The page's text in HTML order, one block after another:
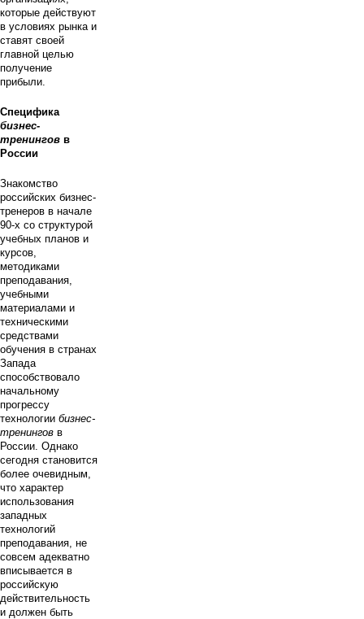
которые действуют
в условиях рынка и
ставят своей
главной целью
получение
прибыли.
Специфика
бизнес-
тренингов в
России
Знакомство
российских бизнес-
тренеров в начале
90-х со структурой
учебных планов и
курсов,
методиками
преподавания,
учебными
материалами и
техническими
средствами
обучения в странах
Запада
способствовало
начальному
прогрессу
технологии бизнес-
тренингов в
России. Однако
сегодня становится
более очевидным,
что характер
использования
западных
технологий
преподавания, не
совсем адекватно
вписывается в
российскую
действительность
и должен быть